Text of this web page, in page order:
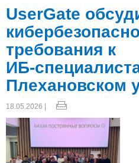
UserGate
требования к
Плехановском
18.05.2026 |